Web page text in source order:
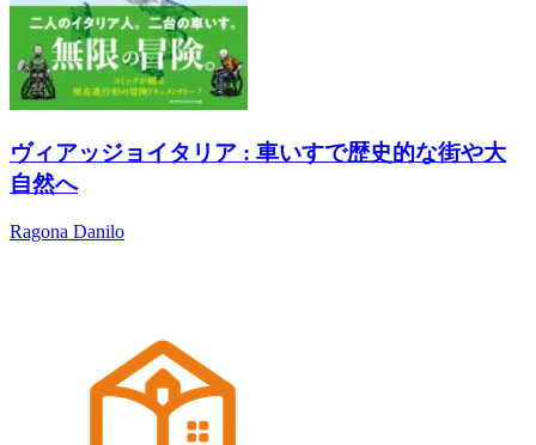
ヴィアッジョイタリア : 車いすで歴史的な街や大
自然へ
Ragona Danilo